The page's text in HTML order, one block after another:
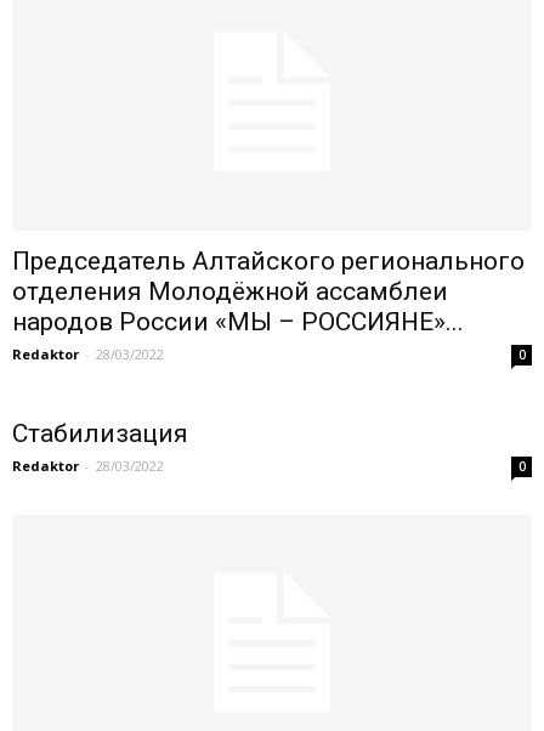
Председатель Алтайского регионального
отделения Молодёжной ассамблеи
народов России «МЫ – РОССИЯНЕ»...
Redaktor - 28/03/2022 0
Стабилизация
Redaktor - 28/03/2022 0